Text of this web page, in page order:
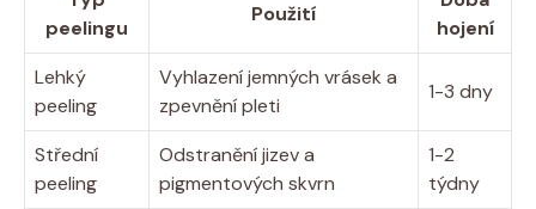
peelingu
Použití
hojení
Lehký
peeling
Vyhlazení jemných vrásek a
zpevnění pleti
1-3 dny
Střední
peeling
Odstranění jizev a
pigmentových skvrn
1-2
týdny